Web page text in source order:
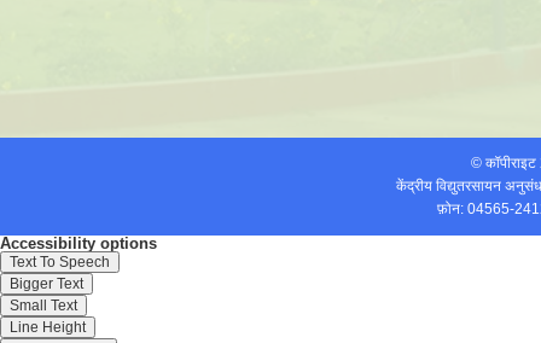
©
केंद्रीय विद्युतरसायन
फ़ोन: 04565-
Accessibility options
Text To Speech
Bigger Text
Small Text
Line Height